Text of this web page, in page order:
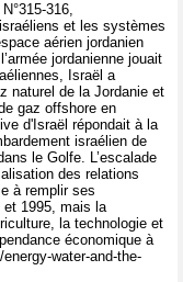
316,
et les systèmes
aérien jordanien
jordanienne jouait
Israël a
naturel de la Jordanie et
gaz offshore en
d'Israël répondait à la
israélien de
le Golfe. L’escalade
des relations
à remplir ses
et 1995, mais la
la technologie et
économique à
water-and-the-